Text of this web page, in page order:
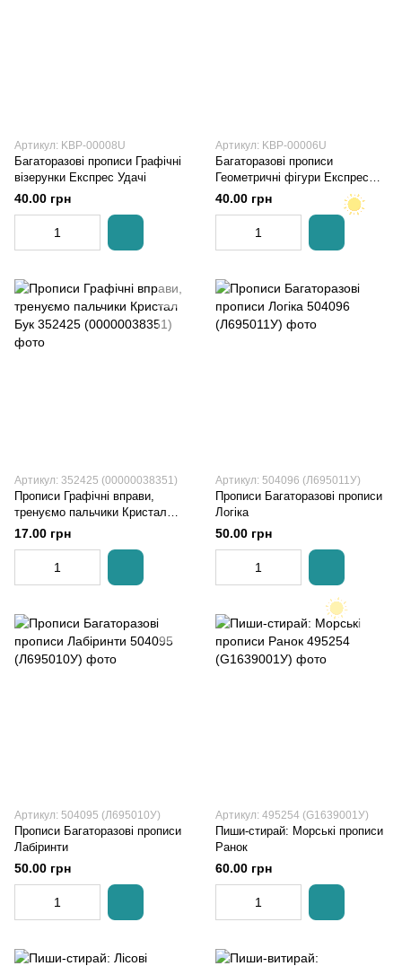
Артикул: KBP-00008U
Багаторазові прописи Графічні
візерунки Експрес Удачі
40.00 грн
Артикул: KBP-00006U
Багаторазові прописи
Геометричні фігури Експрес
Удачі
40.00 грн
Артикул: 352425 (00000038351)
Прописи Графічні вправи,
тренуємо пальчики Кристал
Бук
17.00 грн
Артикул: 504096 (Л695011У)
Прописи Багаторазові прописи
Логіка
50.00 грн
Артикул: 504095 (Л695010У)
Прописи Багаторазові прописи
Лабіринти
50.00 грн
Артикул: 495254 (G1639001У)
Пиши-стирай: Морські прописи
Ранок
60.00 грн